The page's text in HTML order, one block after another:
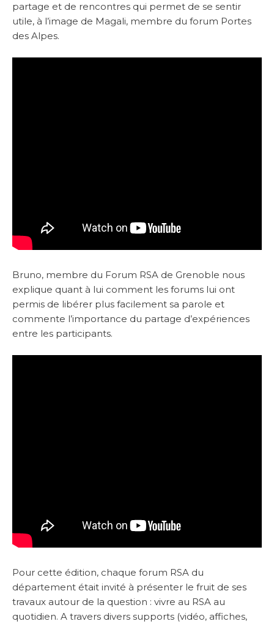
partage et de rencontres qui permet de se sentir
utile, à l’image de Magali, membre du forum Portes
des Alpes.
Bruno, membre du Forum RSA de Grenoble nous
explique quant à lui comment les forums lui ont
permis de libérer plus facilement sa parole et
commente l’importance du partage d’expériences
entre les participants.
Pour cette édition, chaque forum RSA du
département était invité à présenter le fruit de ses
travaux autour de la question : vivre au RSA au
quotidien. A travers divers supports (vidéo, affiches,